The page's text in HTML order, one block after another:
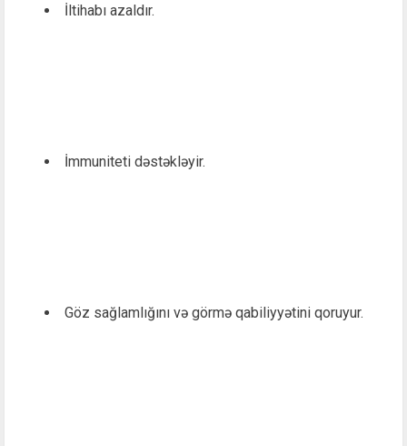
İltihabı azaldır.
İmmuniteti dəstəkləyir.
Göz sağlamlığını və görmə qabiliyyətini qoruyur.